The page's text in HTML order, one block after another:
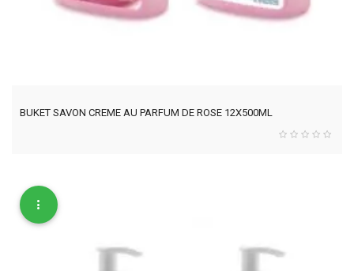
BUKET SAVON CREME AU PARFUM DE ROSE 12X500ML